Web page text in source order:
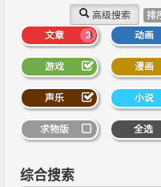
高级搜索 排
3
文章 动画
游戏 漫画
声乐 小说
求物版 全选
综合搜索